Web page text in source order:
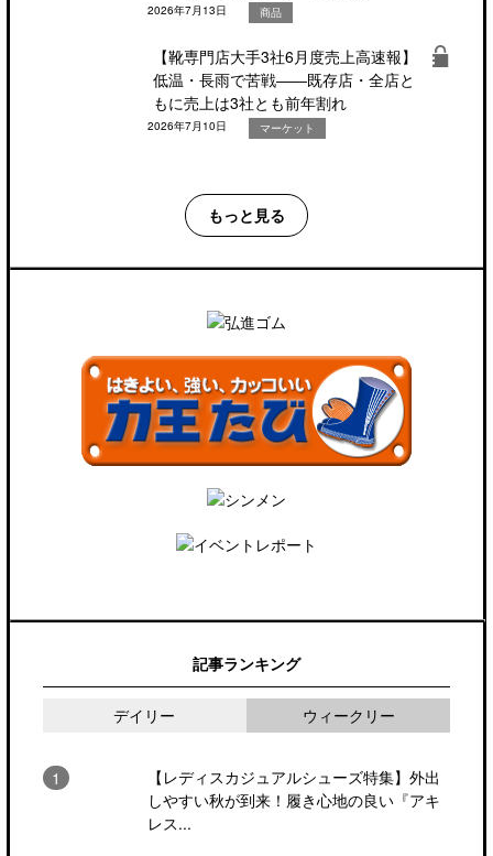
2026年7月13日 商品
【靴専門店大手3社6月度売上高速報】
低温・長雨で苦戦――既存店・全店と
もに売上は3社とも前年割れ
2026年7月10日 マーケット
もっと見る
記事ランキング
デイリー ウィークリー
【レディスカジュアルシューズ特集】外出
しやすい秋が到来！履き心地の良い『アキ
レス...